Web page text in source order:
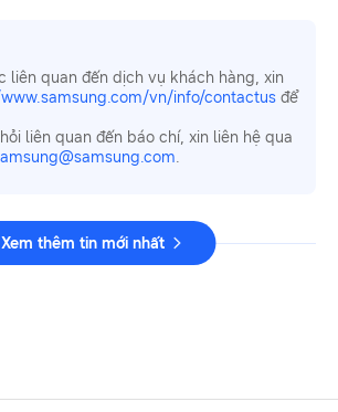
liên quan đến dịch vụ khách hàng, xin
vn/info/contactus để
liên quan đến báo chí, xin liên hệ qua
.
Xem thêm tin mới nhất